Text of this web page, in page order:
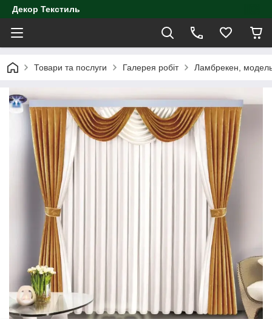
Декор Текстиль
Товари та послуги Галерея робіт Ламбрекен,